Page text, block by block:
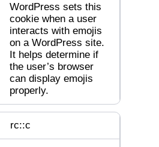
WordPress sets this
cookie when a user
interacts with emojis
on a WordPress site.
It helps determine if
the user’s browser
can display emojis
properly.
rc::c